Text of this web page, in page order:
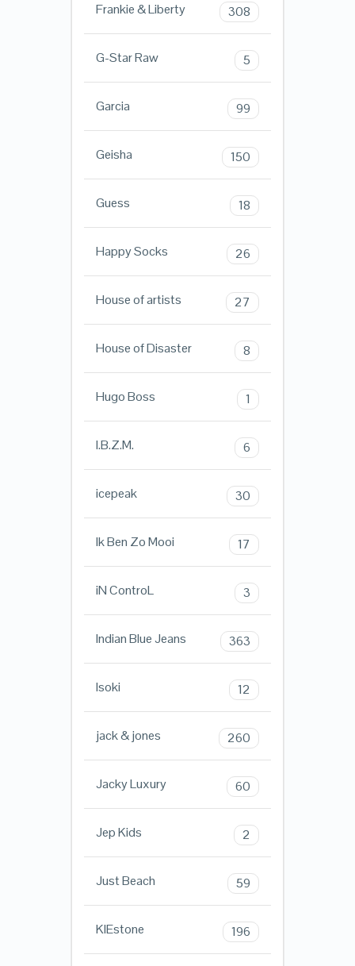
Frankie & Liberty 308
G-Star Raw 5
Garcia 99
Geisha 150
Guess 18
Happy Socks 26
House of artists 27
House of Disaster 8
Hugo Boss 1
I.B.Z.M. 6
icepeak 30
Ik Ben Zo Mooi 17
iN ControL 3
Indian Blue Jeans 363
Isoki 12
jack & jones 260
Jacky Luxury 60
Jep Kids 2
Just Beach 59
KIEstone 196